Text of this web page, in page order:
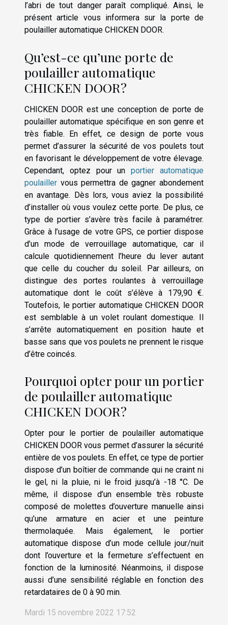
l’abri de tout danger paraît compliqué. Ainsi, le
présent article vous informera sur la porte de
poulailler automatique CHICKEN DOOR.
Qu’est-ce qu’une porte de
poulailler automatique
CHICKEN DOOR ?
CHICKEN DOOR est une conception de porte de
poulailler automatique spécifique en son genre et
très fiable. En effet, ce design de porte vous
permet d’assurer la sécurité de vos poulets tout
en favorisant le développement de votre élevage.
Cependant, optez pour unportier automatique
poulailler vous permettra de gagner abondement
en avantage. Dès lors, vous aviez la possibilité
d’installer où vous voulez cette porte. De plus, ce
type de portier s’avère très facile à paramétrer.
Grâce à l’usage de votre GPS, ce portier dispose
d’un mode de verrouillage automatique, car il
calcule quotidiennement l’heure du lever autant
que celle du coucher du soleil. Par ailleurs, on
distingue des portes roulantes à verrouillage
automatique dont le coût s’élève à 179,90 €.
Toutefois, le portier automatique CHICKEN DOOR
est semblable à un volet roulant domestique. Il
s’arrête automatiquement en position haute et
basse sans que vos poulets ne prennent le risque
d’être coincés.
Pourquoi opter pour un portier
de poulailler automatique
CHICKEN DOOR ?
Opter pour le portier de poulailler automatique
CHICKEN DOOR vous permet d’assurer la sécurité
entière de vos poulets. En effet, ce type de portier
dispose d’un boîtier de commande qui ne craint ni
le gel, ni la pluie, ni le froid jusqu’à -18 °C. De
même, il dispose d’un ensemble très robuste
composé de molettes d’ouverture manuelle ainsi
qu’une armature en acier et une peinture
thermolaquée. Mais également, le portier
automatique dispose d’un mode cellule jour/nuit
dont l’ouverture et la fermeture s’effectuent en
fonction de la luminosité. Néanmoins, il dispose
aussi d’une sensibilité réglable en fonction des
retardataires de 0 à 90 min.
Mardi 15 novembre 2022 17:52